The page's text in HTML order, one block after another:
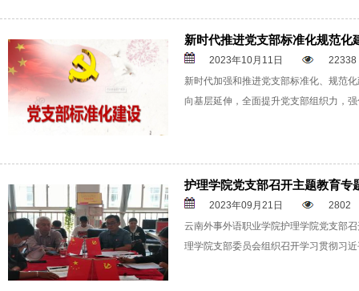
新时代推进党支部标准化规范化
2023年10月11日
22338
新时代加强和推进党支部标准化、规范
向基层延伸，全面提升党支部组织力，
护理学院党支部召开主题教育专
2023年09月21日
2802
云南外事外语职业学院护理学院党支部
理学院支部委员会组织召开学习贯彻习